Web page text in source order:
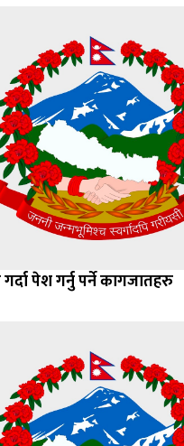
पेश गर्नु पर्ने कागजातहरु